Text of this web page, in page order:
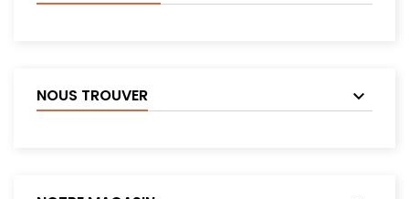
NOUS TROUVER